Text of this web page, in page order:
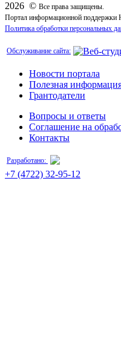
2026 © Все права защищены.
Портал информационной поддержки
Политика обработки персональных
Обслуживание сайта:
Новости портала
Полезная
Грантодатели
Вопросы и ответы
Соглашение на
Контакты
Разработано:
+7 (4722) 32-95-12